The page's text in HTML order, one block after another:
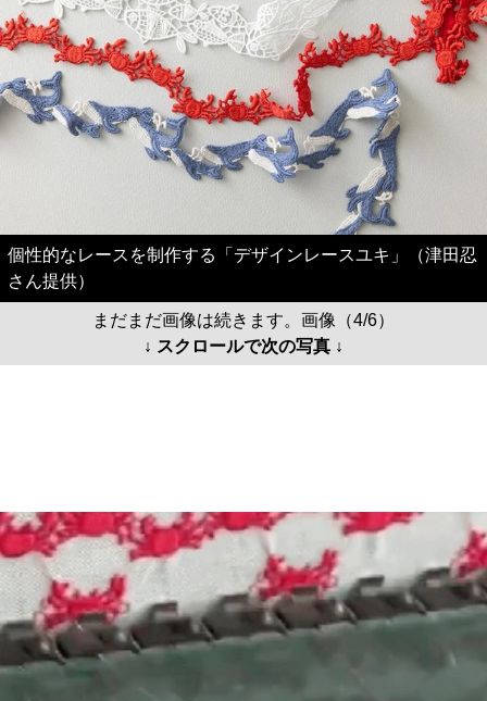
個性的なレースを制作する「デザインレースユキ」（津田忍
さん提供）
まだまだ画像は続きます。画像（4/6）
↓ スクロールで次の写真 ↓